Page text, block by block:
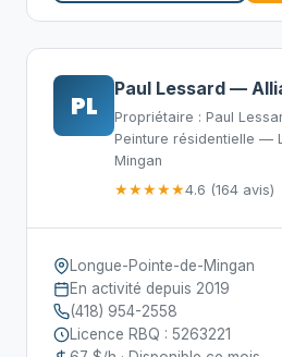
PL
Paul Lessard —
Propriétaire : Paul
Peinture résidentielle —
Mingan
★★★★★4.6 (164 avis)
Longue-Pointe-de-Mingan
En activité depuis 2019
(418) 954-2558
Licence RBQ : 5263221